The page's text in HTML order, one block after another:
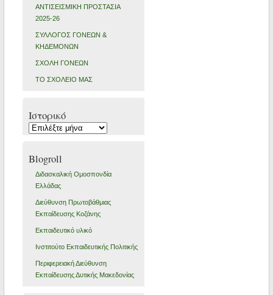
ΑΝΤΙΣΕΙΣΜΙΚΗ ΠΡΟΣΤΑΣΙΑ
2025-26
ΣΥΛΛΟΓΟΣ ΓΟΝΕΩΝ &
ΚΗΔΕΜΟΝΩΝ
ΣΧΟΛΗ ΓΟΝΕΩΝ
ΤΟ ΣΧΟΛΕΙΟ ΜΑΣ
Ιστορικό
Ιστορικό
Blogroll
Διδασκαλική Ομοσπονδία
Ελλάδας
Διεύθυνση Πρωτοβάθμιας
Εκπαίδευσης Κοζάνης
Εκπαιδευτικό υλικό
Ινστιτούτο Εκπαιδευτικής Πολιτικής
Περιφερειακή Διεύθυνση
Εκπαίδευσης Δυτικής Μακεδονίας